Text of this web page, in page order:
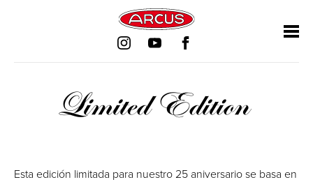
Limited Edition
Esta edición limitada para nuestro 25 aniversario se basa en